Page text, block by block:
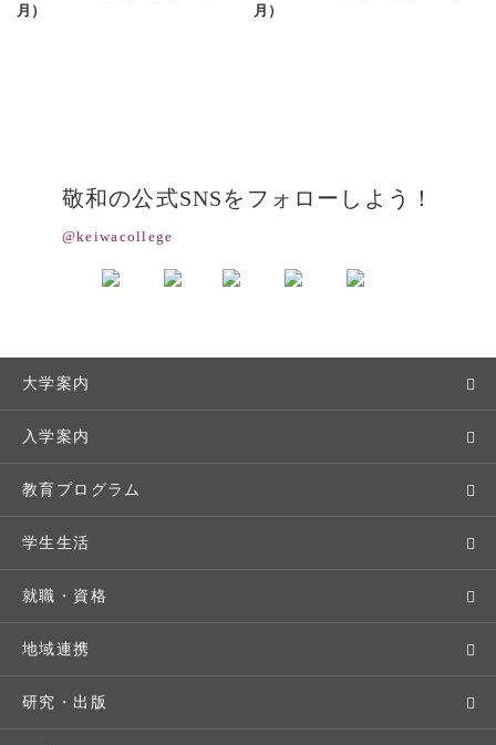
月）
月）
敬和の公式SNSをフォローしよう！
@keiwacollege
大学案内
敬和学園大学とは
学長メッセージ
教育理念・方針・取り組み
キャンパス・施設設備
交通アクセス
基本情報・情報公開
入学案内
入学者選抜
オープンキャンパス
Webオープンキャンパス
個別相談（来学・オンライン）
特待生（入学者向け）
教育プログラム
学部・学科
地域実践
留学プログラム
語学プログラム
学生生活
キャンパスライフ
年間スケジュール
クラブ・サークル
就職・資格
就職・進路サポート
資格取得
地域連携
地域との連携
研究・出版